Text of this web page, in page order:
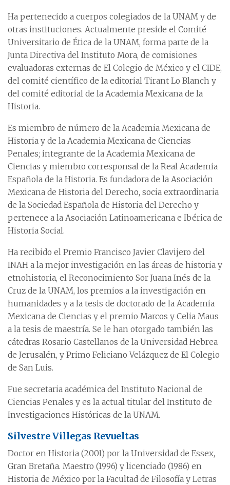
Ha pertenecido a cuerpos colegiados de la UNAM y de
otras instituciones. Actualmente preside el Comité
Universitario de Ética de la UNAM, forma parte de la
Junta Directiva del Instituto Mora, de comisiones
evaluadoras externas de El Colegio de México y el CIDE,
del comité científico de la editorial Tirant Lo Blanch y
del comité editorial de la Academia Mexicana de la
Historia.
Es miembro de número de la Academia Mexicana de
Historia y de la Academia Mexicana de Ciencias
Penales; integrante de la Academia Mexicana de
Ciencias y miembro corresponsal de la Real Academia
Española de la Historia. Es fundadora de la Asociación
Mexicana de Historia del Derecho, socia extraordinaria
de la Sociedad Española de Historia del Derecho y
pertenece a la Asociación Latinoamericana e Ibérica de
Historia Social.
Ha recibido el Premio Francisco Javier Clavijero del
INAH a la mejor investigación en las áreas de historia y
etnohistoria, el Reconocimiento Sor Juana Inés de la
Cruz de la UNAM, los premios a la investigación en
humanidades y a la tesis de doctorado de la Academia
Mexicana de Ciencias y el premio Marcos y Celia Maus
a la tesis de maestría. Se le han otorgado también las
cátedras Rosario Castellanos de la Universidad Hebrea
de Jerusalén, y Primo Feliciano Velázquez de El Colegio
de San Luis.
Fue secretaria académica del Instituto Nacional de
Ciencias Penales y es la actual titular del Instituto de
Investigaciones Históricas de la UNAM.
Silvestre Villegas Revueltas
Doctor en Historia (2001) por la Universidad de Essex,
Gran Bretaña. Maestro (1996) y licenciado (1986) en
Historia de México por la Facultad de Filosofía y Letras